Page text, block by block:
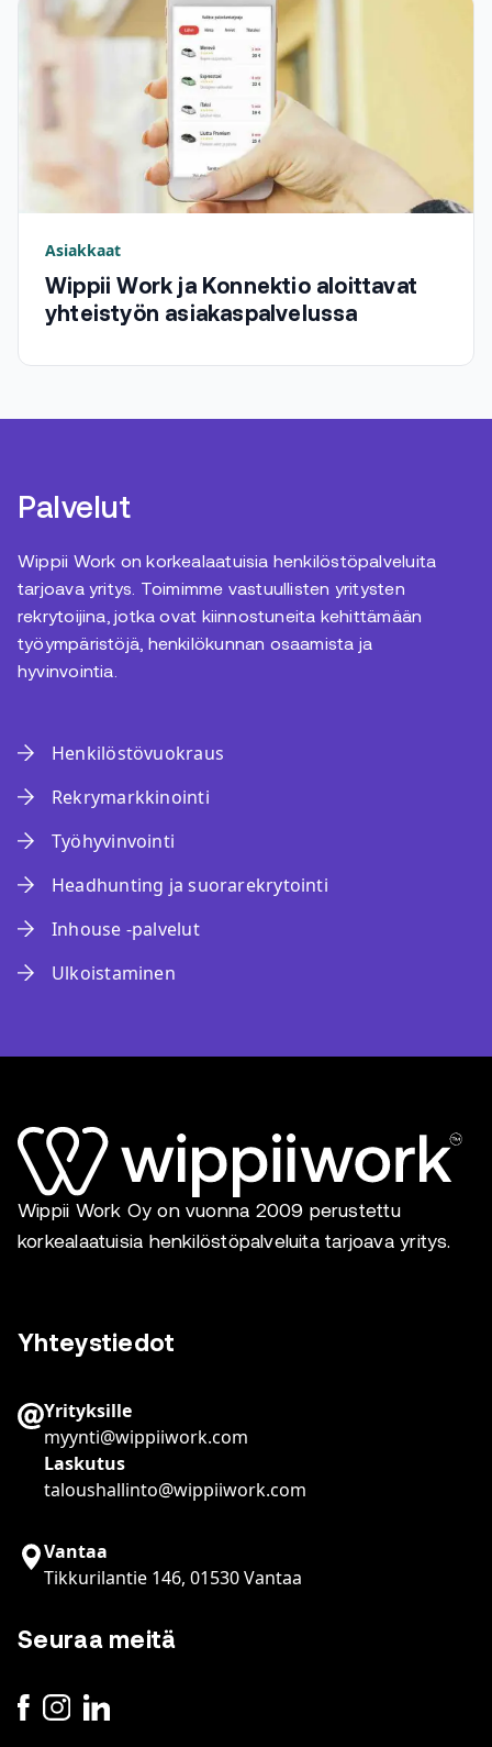
Asiakkaat
Wippii Work ja Konnektio aloittavat
yhteistyön asiakaspalvelussa
Palvelut
Wippii Work on korkealaatuisia henkilöstöpalveluita
tarjoava yritys. Toimimme vastuullisten yritysten
rekrytoijina, jotka ovat kiinnostuneita kehittämään
työympäristöjä, henkilökunnan osaamista ja
hyvinvointia.
Henkilöstövuokraus
Rekrymarkkinointi
Työhyvinvointi
Headhunting ja suorarekrytointi
Inhouse -palvelut
Ulkoistaminen
Wippii Work Oy on vuonna 2009 perustettu
korkealaatuisia henkilöstöpalveluita tarjoava yritys.
Yhteystiedot
Yrityksille
myynti@wippiiwork.com
Laskutus
taloushallinto@wippiiwork.com
Vantaa
Tikkurilantie 146, 01530 Vantaa
Seuraa meitä